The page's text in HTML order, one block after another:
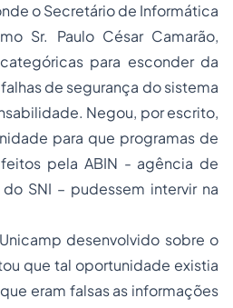
o Secretário de Informática
Sr. Paulo César Camarão,
para esconder da
de segurança do sistema
Negou, por escrito,
para que programas de
pela ABIN - agência de
SNI – pudessem intervir na
desenvolvido sobre o
que tal oportunidade existia
eram falsas as informações